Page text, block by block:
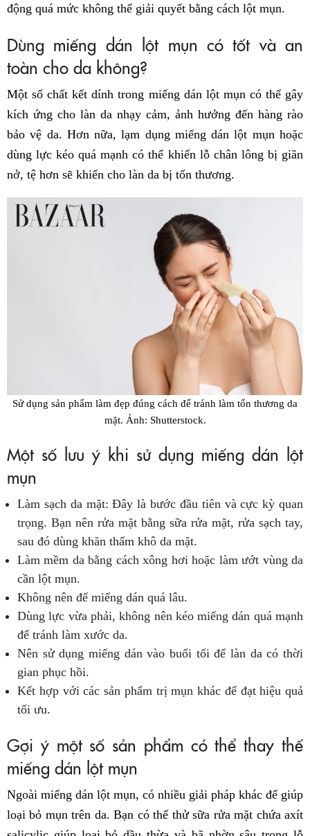
động quá mức không thể giải quyết bằng cách lột mụn.
Dùng miếng dán lột mụn có tốt và an
toàn cho da không?
Một số chất kết dính trong miếng dán lột mụn có thể gây
kích ứng cho làn da nhạy cảm, ảnh hưởng đến hàng rào
bảo vệ da. Hơn nữa, lạm dụng miếng dán lột mụn hoặc
dùng lực kéo quá mạnh có thể khiến lỗ chân lông bị giãn
nở, tệ hơn sẽ khiến cho làn da bị tổn thương.
Sử dụng sản phẩm làm đẹp đúng cách để tránh làm tổn thương da
mặt. Ảnh: Shutterstock.
Một số lưu ý khi sử dụng miếng dán lột
mụn
Làm sạch da mặt: Đây là bước đầu tiên và cực kỳ quan
trọng. Bạn nên rửa mặt bằng sữa rửa mặt, rửa sạch tay,
sau đó dùng khăn thấm khô da mặt.
Làm mềm da bằng cách xông hơi hoặc làm ướt vùng da
cần lột mụn.
Không nên để miếng dán quá lâu.
Dùng lực vừa phải, không nên kéo miếng dán quá mạnh
để tránh làm xước da.
Nên sử dụng miếng dán vào buổi tối để làn da có thời
gian phục hồi.
Kết hợp với các sản phẩm trị mụn khác để đạt hiệu quả
tối ưu.
Gợi ý một số sản phẩm có thể thay thế
miếng dán lột mụn
Ngoài miếng dán lột mụn, có nhiều giải pháp khác để giúp
loại bỏ mụn trên da. Bạn có thể thử sữa rửa mặt chứa axít